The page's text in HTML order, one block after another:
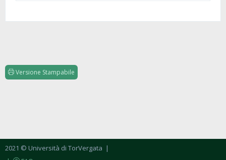
Versione Stampabile
2021 © Università di TorVergata |